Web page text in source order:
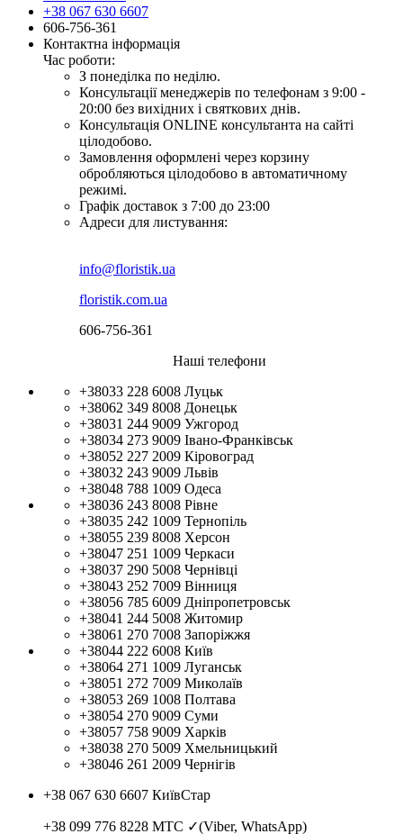
+38 067 630 6607
606-756-361
Контактна інформація
Час роботи:
З понеділка по неділю.
Консультації менеджерів по телефонам з 9:00 -
20:00 без вихідних і святкових днів.
Консультація ONLINE консультанта на сайті
цілодобово.
Замовлення оформлені через корзину
обробляються цілодобово в автоматичному
режимі.
Графік доставок з 7:00 до 23:00
Адреси для листування:
info@floristik.ua
floristik.com.ua
606-756-361
Наші телефони
+38033 228 6008 Луцьк
+38062 349 8008 Донецьк
+38031 244 9009 Ужгород
+38034 273 9009 Івано-Франківськ
+38052 227 2009 Кіровоград
+38032 243 9009 Львів
+38048 788 1009 Одеса
+38036 243 8008 Рівне
+38035 242 1009 Тернопіль
+38055 239 8008 Херсон
+38047 251 1009 Черкаси
+38037 290 5008 Чернівці
+38043 252 7009 Вінниця
+38056 785 6009 Дніпропетровськ
+38041 244 5008 Житомир
+38061 270 7008 Запоріжжя
+38044 222 6008 Київ
+38064 271 1009 Луганськ
+38051 272 7009 Миколаїв
+38053 269 1008 Полтава
+38054 270 9009 Суми
+38057 758 9009 Харків
+38038 270 5009 Хмельницький
+38046 261 2009 Чернігів
+38 067 630 6607 КиївСтар
+38 099 776 8228 МТС ✓(Viber, WhatsApp)